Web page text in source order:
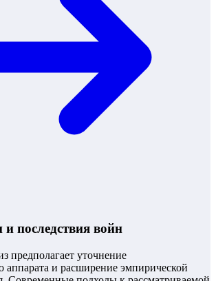
последствия войн
предполагает уточнение
аппарата и расширение эмпирической